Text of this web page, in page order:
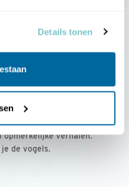
Details tonen
€ 36,00 per jaar
onze leden, met
verhalen.
de vogels.